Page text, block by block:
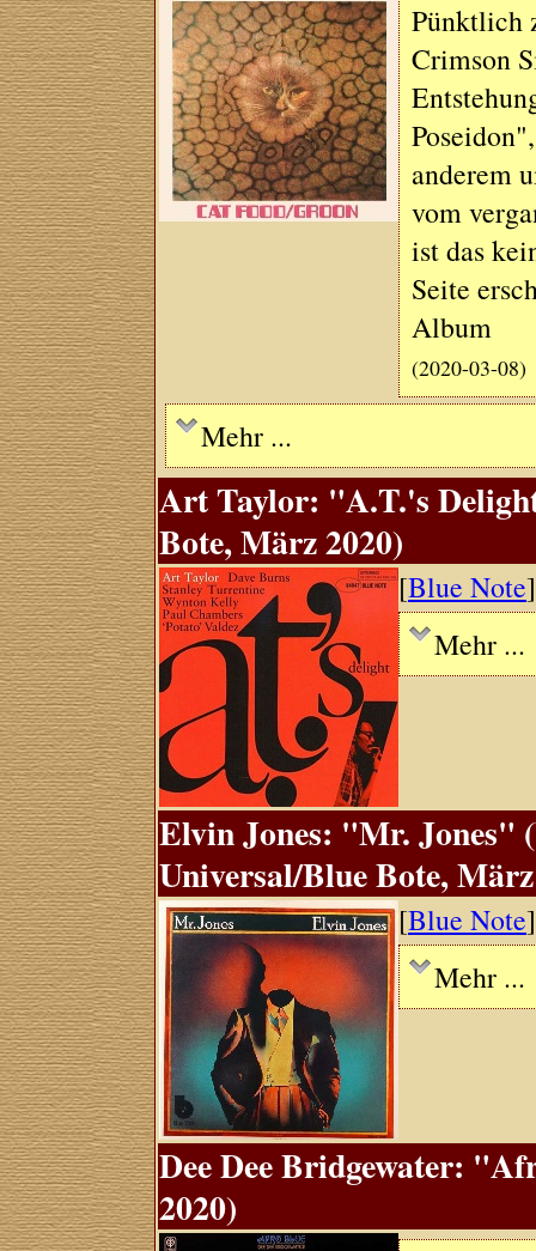
Pünktlich
Crimson
anderem
vom
ist das
Seite
Album
(2020-03-08)
Mehr ...
Art Taylor: "A.T.'s
Bote, März 2020)
[Blue Note]
Mehr ...
Elvin Jones: "Mr. Jones"
Universal/Blue Bote,
[Blue Note]
Mehr ...
Dee Dee Bridgewater:
2020)